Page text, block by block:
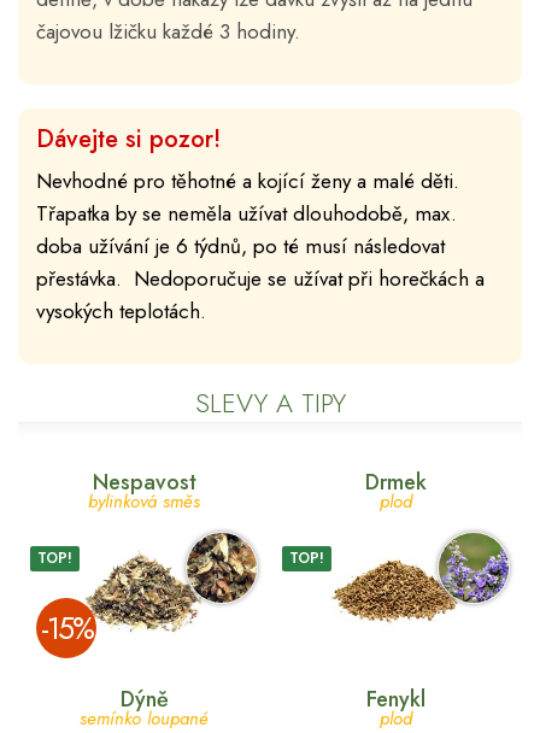
čajovou lžičku každé 3 hodiny.
Dávejte si pozor!
Nevhodné pro těhotné a kojící ženy a malé děti.
Třapatka by se neměla užívat dlouhodobě, max.
doba užívání je 6 týdnů, po té musí následovat
přestávka. Nedoporučuje se užívat při horečkách a
vysokých teplotách.
SLEVY A TIPY
Nespavost
bylinková směs
TOP!
­-15%
Drmek
plod
TOP!
Dýně
semínko loupané
Fenykl
plod